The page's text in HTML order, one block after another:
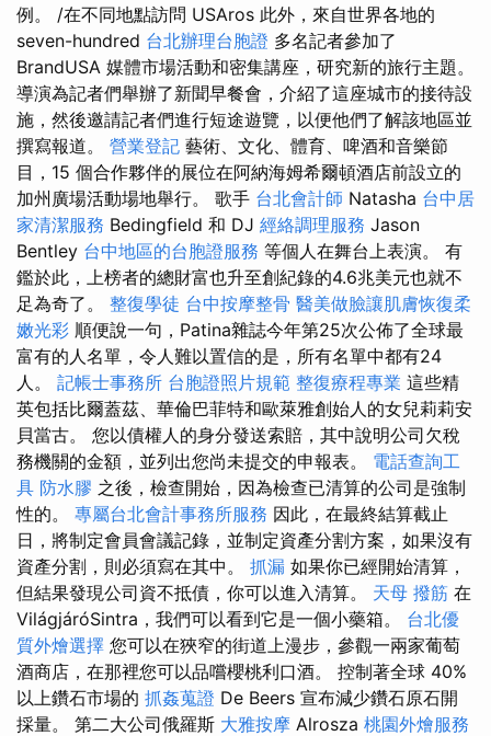
例。 /在不同地點訪問 USAros 此外，來自世界各地的
seven-hundred 台北辦理台胞證 多名記者參加了
BrandUSA 媒體市場活動和密集講座，研究新的旅行主題。
導演為記者們舉辦了新聞早餐會，介紹了這座城市的接待設
施，然後邀請記者們進行短途遊覽，以便他們了解該地區並
撰寫報道。 營業登記 藝術、文化、體育、啤酒和音樂節
目，15 個合作夥伴的展位在阿納海姆希爾頓酒店前設立的
加州廣場活動場地舉行。 歌手 台北會計師 Natasha 台中居
家清潔服務 Bedingfield 和 DJ 經絡調理服務 Jason
Bentley 台中地區的台胞證服務 等個人在舞台上表演。 有
鑑於此，上榜者的總財富也升至創紀錄的4.6兆美元也就不
足為奇了。 整復學徒 台中按摩整骨 醫美做臉讓肌膚恢復柔
嫩光彩 順便說一句，Patina雜誌今年第25次公佈了全球最
富有的人名單，令人難以置信的是，所有名單中都有24
人。 記帳士事務所 台胞證照片規範 整復療程專業 這些精
英包括比爾蓋茲、華倫巴菲特和歐萊雅創始人的女兒莉莉安
貝當古。 您以債權人的身分發送索賠，其中說明公司欠稅
務機關的金額，並列出您尚未提交的申報表。 電話查詢工
具 防水膠 之後，檢查開始，因為檢查已清算的公司是強制
性的。 專屬台北會計事務所服務 因此，在最終結算截止
日，將制定會員會議記錄，並制定資產分割方案，如果沒有
資產分割，則必須寫在其中。 抓漏 如果你已經開始清算，
但結果發現公司資不抵債，你可以進入清算。 天母 撥筋 在
VilágjáróSintra，我們可以看到它是一個小藥箱。 台北優
質外燴選擇 您可以在狹窄的街道上漫步，參觀一兩家葡萄
酒商店，在那裡您可以品嚐櫻桃利口酒。 控制著全球 40%
以上鑽石市場的 抓姦蒐證 De Beers 宣布減少鑽石原石開
採量。 第二大公司俄羅斯 大雅按摩 Alrosza 桃園外燴服務